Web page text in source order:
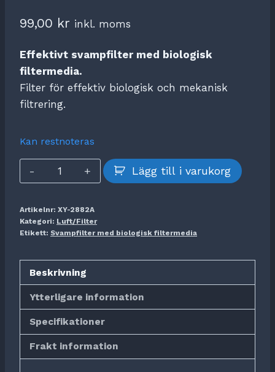
99,00 kr inkl. moms
Effektivt svampfilter med biologisk
filtermedia.
Filter för effektiv biologisk och mekanisk
filtrering.
Kan restnoteras
Svampfilter
med
filtermedia
mängd
Lägg till i varukorg
Artikelnr: XY-2882A
Kategori: Luft/Filter
Etikett: Svampfilter med biologisk filtermedia
Beskrivning
Ytterligare information
Specifikationer
Frakt information